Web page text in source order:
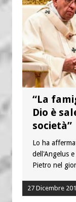
“La
Dio è
società”
Lo ha
dell'Angelus
Pietro nel
27 Dicembre